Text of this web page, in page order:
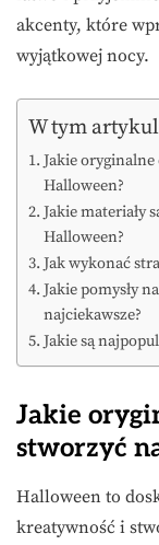
akcenty, które
wyjątkowej nocy.
W tym
Jakie
Halloween?
Jakie materiały
Halloween?
Jak wykonać
Jakie pomysły
najciekawsze?
Jakie są
Jakie
stworzyć
Halloween to
kreatywność i